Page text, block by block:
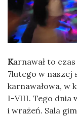
Karnawał to
7lutego w naszej
karnawałowa, w
I-VIII. Tego dnia
i wrażeń. Sala